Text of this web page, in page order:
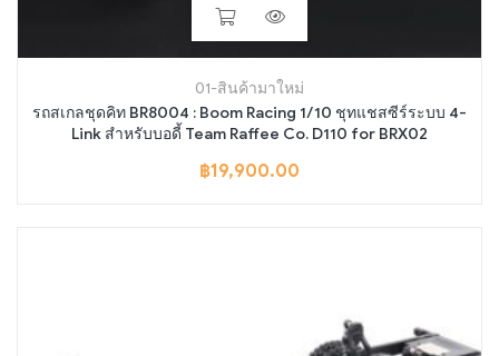
01-สินค้ามาใหม่
รถสเกลชุดคิท BR8004 : Boom Racing 1/10 ชุทแชสซีร์ระบบ 4-
Link สำหรับบอดี้ Team Raffee Co. D110 for BRX02
฿19,900.00